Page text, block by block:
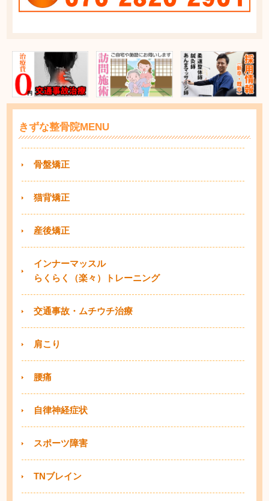
きずな整骨院MENU
骨盤矯正
猫背矯正
産後矯正
インナーマッスル
らくらく（楽々）トレーニング
交通事故・ムチウチ治療
肩こり
腰痛
自律神経症状
スポーツ障害
TNブレイン